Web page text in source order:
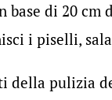
base di 20 cm
i piselli,
della pulizia